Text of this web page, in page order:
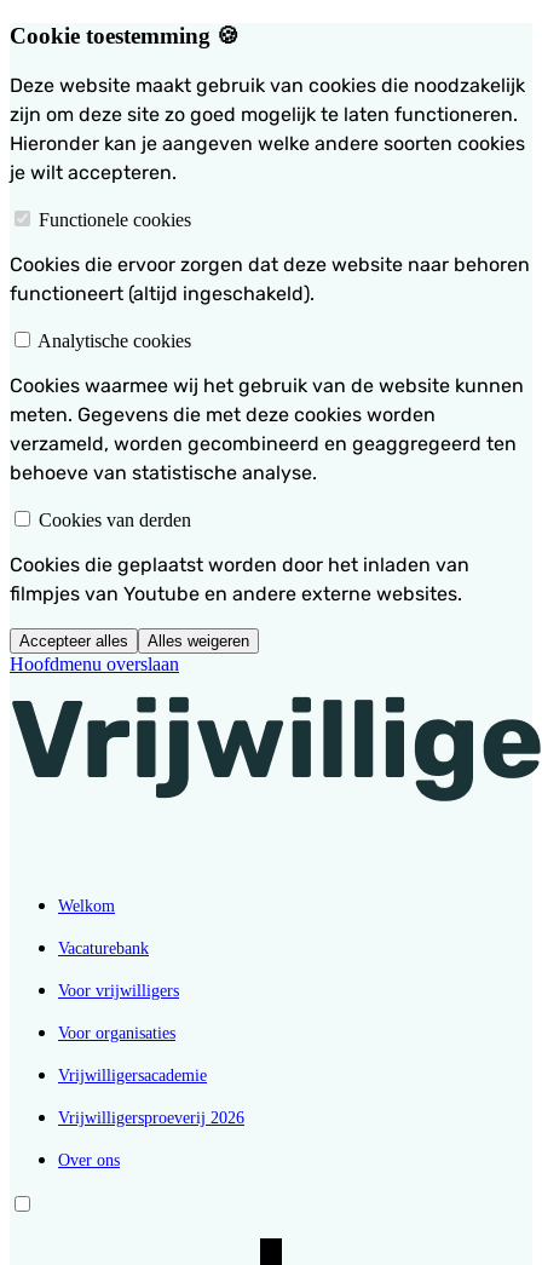
Cookie toestemming 🍪
Deze website maakt gebruik van cookies die noodzakelijk
zijn om deze site zo goed mogelijk te laten functioneren.
Hieronder kan je aangeven welke andere soorten cookies
je wilt accepteren.
Functionele cookies
Cookies die ervoor zorgen dat deze website naar behoren
functioneert (altijd ingeschakeld).
Analytische cookies
Cookies waarmee wij het gebruik van de website kunnen
meten. Gegevens die met deze cookies worden
verzameld, worden gecombineerd en geaggregeerd ten
behoeve van statistische analyse.
Cookies van derden
Cookies die geplaatst worden door het inladen van
filmpjes van Youtube en andere externe websites.
Accepteer alles Alles weigeren
Hoofdmenu overslaan
Welkom
Vacaturebank
Voor vrijwilligers
Voor organisaties
Vrijwilligersacademie
Vrijwilligersproeverij 2026
Over ons